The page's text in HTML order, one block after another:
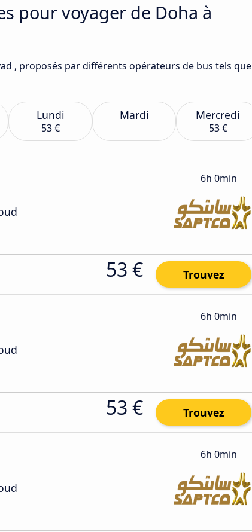
pour voyager de Doha à
, proposés par différents opérateurs de bus tels que
Lundi
53 €
Mardi Mercredi
53 €
6h 0min
53 € Trouvez
6h 0min
53 € Trouvez
6h 0min